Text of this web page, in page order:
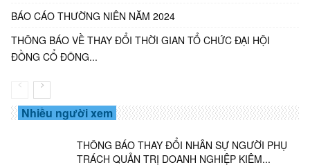
BÁO CÁO THƯỜNG NIÊN NĂM 2024
THÔNG BÁO VỀ THAY ĐỔI THỜI GIAN TỔ CHỨC ĐẠI HỘI
ĐỒNG CỔ ĐÔNG...
Nhiều người xem
THÔNG BÁO THAY ĐỔI NHÂN SỰ NGƯỜI PHỤ
TRÁCH QUẢN TRỊ DOANH NGHIỆP KIÊM...